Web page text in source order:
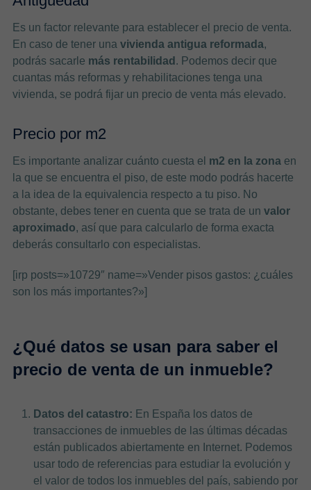
Es un factor relevante para establecer el precio de venta.
En caso de tener una vivienda antigua reformada,
podrás sacarle más rentabilidad . Podemos decir que
cuantas más reformas y rehabilitaciones tenga una
vivienda, se podrá fijar un precio de venta más elevado.
Precio por m2
Es importante analizar cuánto cuesta el m2 en la zonaen
la que se encuentra el piso, de este modo podrás hacerte
a la idea de la equivalencia respecto a tu piso. No
obstante, debes tener en cuenta que se trata de un valor
aproximado, así que para calcularlo de forma exacta
deberás consultarlo con especialistas.
[irp posts=»10729″ name=»Vender pisos gastos: ¿cuáles
son los más importantes?»]
¿Qué datos se usan para saber el
precio de venta de un inmueble?
Datos del catastro: En España los datos de
transacciones de inmuebles de las últimas décadas
están publicados abiertamente en Internet. Podemos
usar todo de referencias para estudiar la evolución y
el valor de todos los inmuebles del país, sabiendo por